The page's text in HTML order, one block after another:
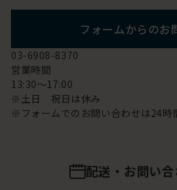
フォームからのお
03-6908-8370
営業時間
13:30～17:00
※土日 祝日は休み
※フォームでのお問い合わせは24時
配送・お問い